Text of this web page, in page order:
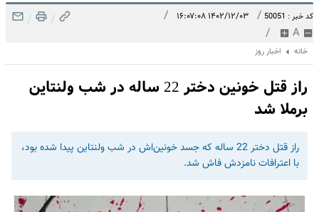
کد خبر : 50051 / ۱۴۰۲/۱۲/۰۳ ۱۶:۰۷:۰۸ /
A
/
/
/
خانه اخبار روز
راز قتل خونین دختر 22 ساله‌ در شب ولنتاین
برملا شد
راز قتل دختر 22 ساله‌ که جسد خونین‌اش در شب ولنتاین پیدا شده بود،
با اعترافات نامزدش فاش شد.